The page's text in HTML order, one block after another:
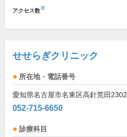
アクセス数※
せせらぎクリニック
所在地・電話番号
愛知県名古屋市名東区高針荒田2302
052-715-6650
診療科目